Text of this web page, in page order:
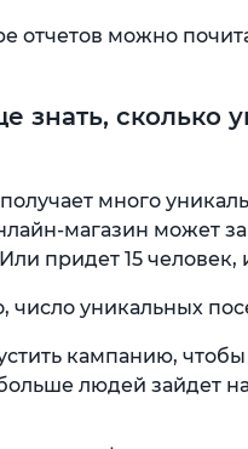
отчетов можно
знать, сколько
много
магазин может
придет 15
число уникальных
кампанию,
людей зайдет